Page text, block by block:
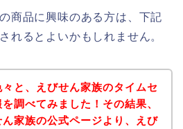
商品に興味のある方は、下記
れるとよいかもしれません。
と、えびせん家族のタイムセ
調べてみました！その結果、
家族の公式ページより、えび